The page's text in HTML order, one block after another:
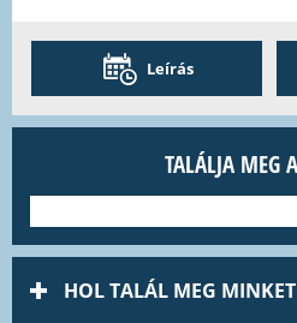
Leírás
HOL TALÁL MEG MINKET